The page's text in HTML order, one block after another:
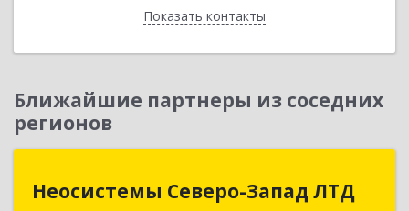
Показать контакты
Назад
Ближайшие партнеры из соседних
регионов
Неосистемы Северо-Запад ЛТД